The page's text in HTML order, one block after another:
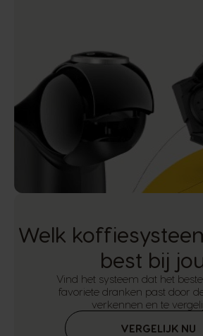
Welk
best bij
Vind het systeem dat het
favoriete dranken past door
verkennen en te
VERGELIJK NU